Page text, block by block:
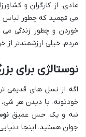
عادی، از کارگران و
می فهمید که چطور لباس
خوردن و چطور زندگی می
مردم، خیلی ارزشمندتر از
نوستالژی برای
اگه از نسل های قدیمی
خودتونه. با دیدن هر
شه و یک حس عمیق
جوان هستید، اینجا